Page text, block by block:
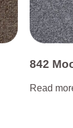
842
Read